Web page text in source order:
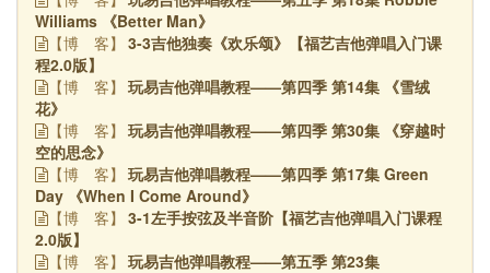
Williams 《Better Man》
【博 客】
3-3吉他独奏《欢乐颂》【福艺吉他弹唱入门课
程2.0版】
【博 客】
玩易吉他弹唱教程——第四季 第14集 《雪绒
花》
【博 客】
玩易吉他弹唱教程——第四季 第30集 《穿越时
空的思念》
【博 客】
玩易吉他弹唱教程——第四季 第17集 Green
Day 《When I Come Around》
【博 客】
3-1左手按弦及半音阶【福艺吉他弹唱入门课程
2.0版】
【博 客】
玩易吉他弹唱教程——第五季 第23集